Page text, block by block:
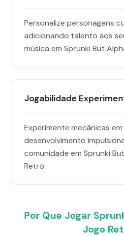
Personalize personagens
adicionando talento aos
música em Sprunki But
Jogabilidade
Experimente mecânicas
desenvolvimento
comunidade em Sprunki
Retrô.
Por Que Jogar
Jogo